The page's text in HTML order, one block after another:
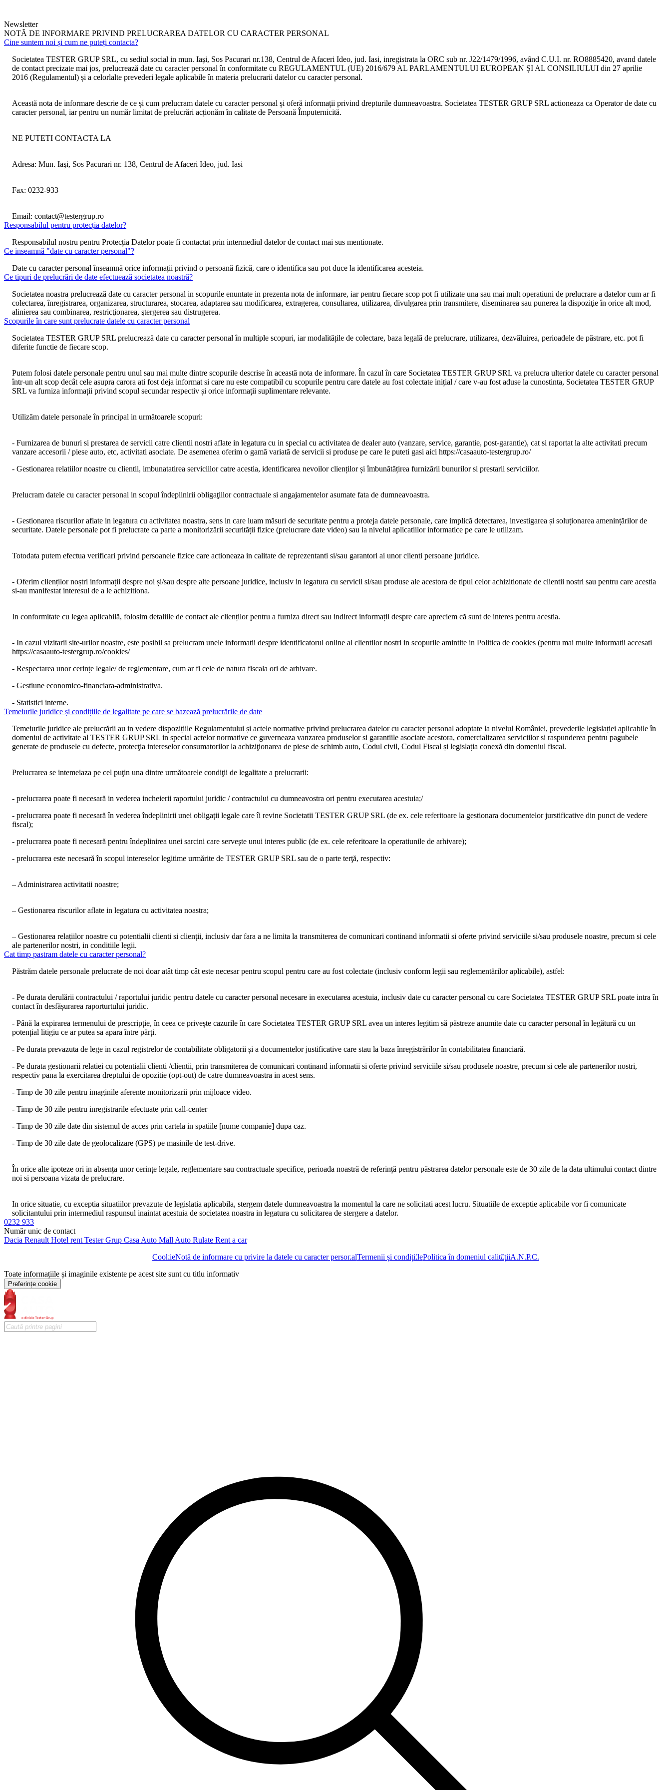
Newsletter
NOTĂ DE INFORMARE PRIVIND PRELUCRAREA DATELOR CU CARACTER PERSONAL
Cine suntem noi și cum ne puteți contacta?
Societatea TESTER GRUP SRL, cu sediul social in mun. Iaşi, Sos Pacurari nr.138, Centrul de Afaceri Ideo, jud. Iasi, inregistrata la ORC sub nr. J22/1479/1996, având C.U.I. nr. RO8885420, avand datele
de contact precizate mai jos, prelucrează date cu caracter personal în conformitate cu REGULAMENTUL (UE) 2016/679 AL PARLAMENTULUI EUROPEAN ȘI AL CONSILIULUI din 27 aprilie
2016 (Regulamentul) și a celorlalte prevederi legale aplicabile în materia prelucrarii datelor cu caracter personal.
Această nota de informare descrie de ce și cum prelucram datele cu caracter personal și oferă informații privind drepturile dumneavoastra. Societatea TESTER GRUP SRL actioneaza ca Operator de date cu
caracter personal, iar pentru un număr limitat de prelucrări acționăm în calitate de Persoană Împuternicită.
NE PUTETI CONTACTA LA
Adresa: Mun. Iaşi, Sos Pacurari nr. 138, Centrul de Afaceri Ideo, jud. Iasi
Fax: 0232-933
Email: contact@testergrup.ro
Responsabilul pentru protecția datelor?
Responsabilul nostru pentru Protecția Datelor poate fi contactat prin intermediul datelor de contact mai sus mentionate.
Ce inseamnă "date cu caracter personal"?
Date cu caracter personal înseamnă orice informații privind o persoană fizică, care o identifica sau pot duce la identificarea acesteia.
Ce tipuri de prelucrări de date efectuează societatea noastră?
Societatea noastra prelucrează date cu caracter personal in scopurile enuntate in prezenta nota de informare, iar pentru fiecare scop pot fi utilizate una sau mai mult operatiuni de prelucrare a datelor cum ar fi
colectarea, înregistrarea, organizarea, structurarea, stocarea, adaptarea sau modificarea, extragerea, consultarea, utilizarea, divulgarea prin transmitere, diseminarea sau punerea la dispoziţie în orice alt mod,
alinierea sau combinarea, restricţionarea, ştergerea sau distrugerea.
Scopurile în care sunt prelucrate datele cu caracter personal
Societatea TESTER GRUP SRL prelucrează date cu caracter personal în multiple scopuri, iar modalitățile de colectare, baza legală de prelucrare, utilizarea, dezvăluirea, perioadele de păstrare, etc. pot fi
diferite functie de fiecare scop.
Putem folosi datele personale pentru unul sau mai multe dintre scopurile descrise în această nota de informare. În cazul în care Societatea TESTER GRUP SRL va prelucra ulterior datele cu caracter personal
într-un alt scop decât cele asupra carora ati fost deja informat si care nu este compatibil cu scopurile pentru care datele au fost colectate inițial / care v-au fost aduse la cunostinta, Societatea TESTER GRUP
SRL va furniza informații privind scopul secundar respectiv și orice informații suplimentare relevante.
Utilizăm datele personale în principal in următoarele scopuri:
- Furnizarea de bunuri si prestarea de servicii catre clientii nostri aflate in legatura cu in special cu activitatea de dealer auto (vanzare, service, garantie, post-garantie), cat si raportat la alte activitati precum
vanzare accesorii / piese auto, etc, activitati asociate. De asemenea oferim o gamă variată de servicii si produse pe care le puteti gasi aici https://casaauto-testergrup.ro/
- Gestionarea relatiilor noastre cu clientii, imbunatatirea serviciilor catre acestia, identificarea nevoilor clienților și îmbunătățirea furnizării bunurilor si prestarii serviciilor.
Prelucram datele cu caracter personal in scopul îndeplinirii obligaţiilor contractuale si angajamentelor asumate fata de dumneavoastra.
- Gestionarea riscurilor aflate in legatura cu activitatea noastra, sens in care luam măsuri de securitate pentru a proteja datele personale, care implică detectarea, investigarea și soluționarea amenințărilor de
securitate. Datele personale pot fi prelucrate ca parte a monitorizării securității fizice (prelucrare date video) sau la nivelul aplicatiilor informatice pe care le utilizam.
Totodata putem efectua verificari privind persoanele fizice care actioneaza in calitate de reprezentanti si/sau garantori ai unor clienti persoane juridice.
- Oferim clienților noștri informații despre noi și/sau despre alte persoane juridice, inclusiv in legatura cu servicii si/sau produse ale acestora de tipul celor achizitionate de clientii nostri sau pentru care acestia
si-au manifestat interesul de a le achizitiona.
In conformitate cu legea aplicabilă, folosim detaliile de contact ale clienților pentru a furniza direct sau indirect informații despre care apreciem că sunt de interes pentru acestia.
- In cazul vizitarii site-urilor noastre, este posibil sa prelucram unele informatii despre identificatorul online al clientilor nostri in scopurile amintite in Politica de cookies (pentru mai multe informatii accesati
https://casaauto-testergrup.ro/cookies/
- Respectarea unor cerințe legale/ de reglementare, cum ar fi cele de natura fiscala ori de arhivare.
- Gestiune economico-financiara-administrativa.
- Statistici interne.
Temeiurile juridice și condițiile de legalitate pe care se bazează prelucrările de date
Temeiurile juridice ale prelucrării au in vedere dispozițiile Regulamentului și actele normative privind prelucrarea datelor cu caracter personal adoptate la nivelul României, prevederile legislației aplicabile în
domeniul de activitate al TESTER GRUP SRL in special actelor normative ce guverneaza vanzarea produselor si garantiile asociate acestora, comercializarea serviciilor si raspunderea pentru pagubele
generate de produsele cu defecte, protecţia intereselor consumatorilor la achiziţionarea de piese de schimb auto, Codul civil, Codul Fiscal și legislația conexă din domeniul fiscal.
Prelucrarea se intemeiaza pe cel puţin una dintre următoarele condiţii de legalitate a prelucrarii:
- prelucrarea poate fi necesară in vederea incheierii raportului juridic / contractului cu dumneavostra ori pentru executarea acestuia;/
- prelucrarea poate fi necesară în vederea îndeplinirii unei obligaţii legale care îi revine Societatii TESTER GRUP SRL (de ex. cele referitoare la gestionara documentelor jurstificative din punct de vedere
fiscal);
- prelucrarea poate fi necesară pentru îndeplinirea unei sarcini care serveşte unui interes public (de ex. cele referitoare la operatiunile de arhivare);
- prelucrarea este necesară în scopul intereselor legitime urmărite de TESTER GRUP SRL sau de o parte terţă, respectiv:
– Administrarea activitatii noastre;
– Gestionarea riscurilor aflate in legatura cu activitatea noastra;
– Gestionarea relațiilor noastre cu potentialii clienti si clienții, inclusiv dar fara a ne limita la transmiterea de comunicari continand informatii si oferte privind serviciile si/sau produsele noastre, precum si cele
ale partenerilor nostri, in conditiile legii.
Cat timp pastram datele cu caracter personal?
Păstrăm datele personale prelucrate de noi doar atât timp cât este necesar pentru scopul pentru care au fost colectate (inclusiv conform legii sau reglementărilor aplicabile), astfel:
- Pe durata derulării contractului / raportului juridic pentru datele cu caracter personal necesare in executarea acestuia, inclusiv date cu caracter personal cu care Societatea TESTER GRUP SRL poate intra în
contact în desfășurarea raporturtului juridic.
- Până la expirarea termenului de prescripție, în ceea ce privește cazurile în care Societatea TESTER GRUP SRL avea un interes legitim să păstreze anumite date cu caracter personal în legătură cu un
potențial litigiu ce ar putea sa apara între părți.
- Pe durata prevazuta de lege in cazul registrelor de contabilitate obligatorii și a documentelor justificative care stau la baza înregistrărilor în contabilitatea financiară.
- Pe durata gestionarii relatiei cu potentialii clienti /clientii, prin transmiterea de comunicari continand informatii si oferte privind serviciile si/sau produsele noastre, precum si cele ale partenerilor nostri,
respectiv pana la exercitarea dreptului de opozitie (opt-out) de catre dumneavoastra in acest sens.
- Timp de 30 zile pentru imaginile aferente monitorizarii prin mijloace video.
- Timp de 30 zile pentru inregistrarile efectuate prin call-center
- Timp de 30 zile date din sistemul de acces prin cartela in spatiile [nume companie] dupa caz.
- Timp de 30 zile date de geolocalizare (GPS) pe masinile de test-drive.
În orice alte ipoteze ori in absența unor cerințe legale, reglementare sau contractuale specifice, perioada noastră de referință pentru păstrarea datelor personale este de 30 zile de la data ultimului contact dintre
noi si persoana vizata de prelucrare.
In orice situatie, cu exceptia situatiilor prevazute de legislatia aplicabila, stergem datele dumneavoastra la momentul la care ne solicitati acest lucru. Situatiile de exceptie aplicabile vor fi comunicate
solicitantului prin intermediul raspunsul inaintat acestuia de societatea noastra in legatura cu solicitarea de stergere a datelor.
0232 933
Număr unic de contact
Dacia Renault Hotel rent Tester Grup Casa Auto Mall Auto Rulate Rent a car
CookieNotă de informare cu privire la datele cu caracter personalTermenii și condițiilePolitica în domeniul calitățiiA.N.P.C.
Toate informațiile și imaginile existente pe acest site sunt cu titlu informativ
Preferințe cookie